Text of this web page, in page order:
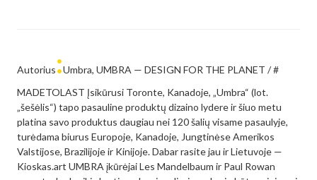
Autorius:Umbra, UMBRA — DESIGN FOR THE PLANET / #
MADETOLAST Įsikūrusi Toronte, Kanadoje, „Umbra“ (lot.
„šešėlis“) tapo pasauline produktų dizaino lydere ir šiuo metu
platina savo produktus daugiau nei 120 šalių visame pasaulyje,
turėdama biurus Europoje, Kanadoje, Jungtinėse Amerikos
Valstijose, Brazilijoje ir Kinijoje. Dabar rasite jau ir Lietuvoje —
Kioskas.art UMBRA įkūrėjai Les Mandelbaum ir Paul Rowan